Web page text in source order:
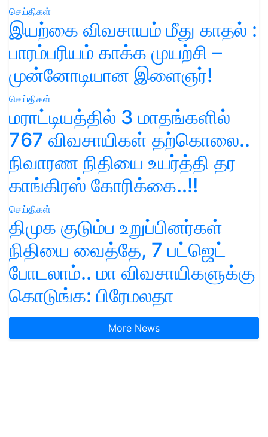
செய்திகள்
இயற்கை விவசாயம் மீது காதல் :
பாரம்பரியம் காக்க முயற்சி –
முன்னோடியான இளைஞர்!
செய்திகள்
மராட்டியத்தில் 3 மாதங்களில்
767 விவசாயிகள் தற்கொலை..
நிவாரண நிதியை உயர்த்தி தர
காங்கிரஸ் கோரிக்கை..!!
செய்திகள்
திமுக குடும்ப உறுப்பினர்கள்
நிதியை வைத்தே, 7 பட்ஜெட்
போடலாம்.. மா விவசாயிகளுக்கு
கொடுங்க: பிரேமலதா
More News